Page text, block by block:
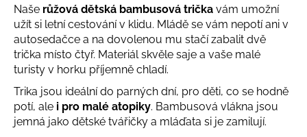
Naše růžová dětská bambusová trička vám umožní
užít si letní cestování v klidu. Mládě se vám nepotí ani v
autosedačce a na dovolenou mu stačí zabalit dvě
trička místo čtyř. Materiál skvěle saje a vaše malé
turisty v horku příjemně chladí.
Trika jsou ideální do parných dní, pro děti, co se hodně
potí, ale i pro malé atopiky. Bambusová vlákna jsou
jemná jako dětské tvářičky a mláďata si je zamilují.
u
j
e
t
e
n
a